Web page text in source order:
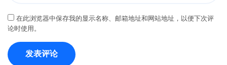
在此浏览器中保存我的显示名称、邮箱地址和网站地址，以便下次评
论时使用。